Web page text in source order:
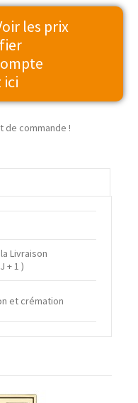
les prix
ici
de commande !
Livraison
+ 1 )
et crémation